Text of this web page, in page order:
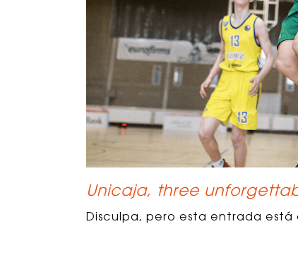
Unicaja, three
Disculpa, pero esta entrada está